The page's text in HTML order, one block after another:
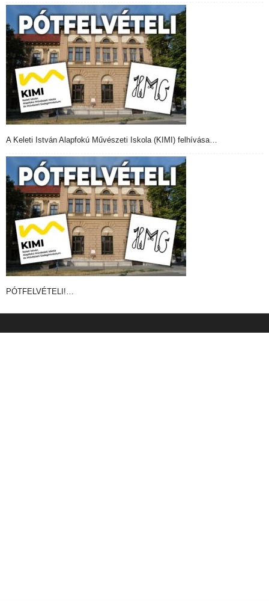
A Keleti István Alapfokú Művészeti Iskola (KIMI) felhívása…
PÓTFELVÉTELI!…